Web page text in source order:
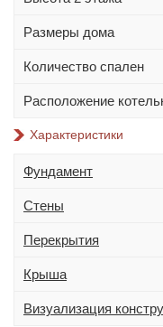
Материал стен
Газобетон
Кирпич
Дополнительно
Гараж
Эркер
Размеры дома
Количество спален
Расположение
Характеристики
Фундамент
Стены
Перекрытия
Крыша
Визуализация